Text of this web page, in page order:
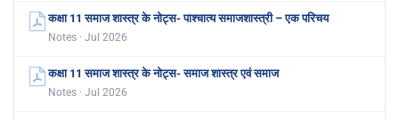
कक्षा 11 समाज शास्त्र के नोट्स- पाश्चात्य समाजशास्त्री – एक परिचय
Notes · Jul 2026
कक्षा 11 समाज शास्त्र के नोट्स- समाज शास्त्र एवं समाज
Notes · Jul 2026